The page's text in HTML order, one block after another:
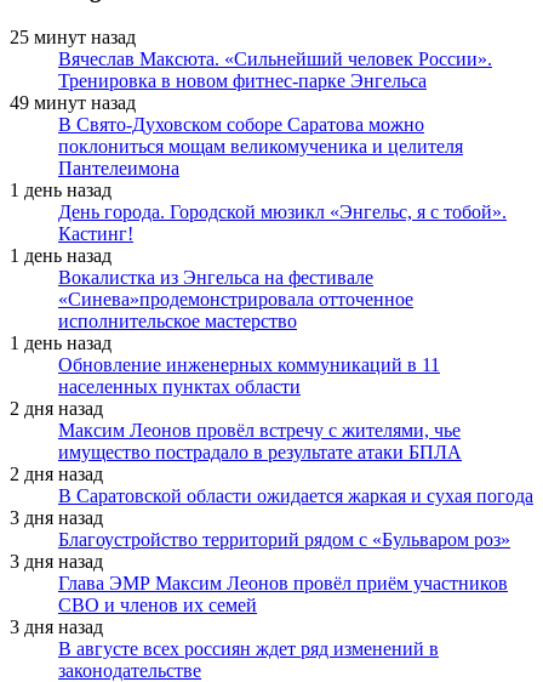
25 минут назад
Вячеслав Максюта. «Сильнейший человек России».
Тренировка в новом фитнес-парке Энгельса
49 минут назад
В Свято-Духовском соборе Саратова можно
поклониться мощам великомученика и целителя
Пантелеимона
1 день назад
День города. Городской мюзикл «Энгельс, я с тобой».
Кастинг!
1 день назад
Вокалистка из Энгельса на фестивале
«Синева»продемонстрировала отточенное
исполнительское мастерство
1 день назад
Обновление инженерных коммуникаций в 11
населенных пунктах области
2 дня назад
Максим Леонов провёл встречу с жителями, чье
имущество пострадало в результате атаки БПЛА
2 дня назад
В Саратовской области ожидается жаркая и сухая погода
3 дня назад
Благоустройство территорий рядом с «Бульваром роз»
3 дня назад
Глава ЭМР Максим Леонов провёл приём участников
СВО и членов их семей
3 дня назад
В августе всех россиян ждет ряд изменений в
законодательстве